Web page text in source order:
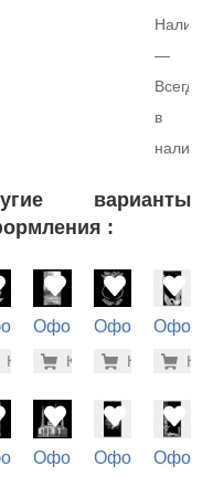
—
Всегда
в
варианты
:
108)
-7% 500 руб.
Купить
Оформление
(71-242)
-7%
Купить
Оформление
(71-804)
-
Купить(72-
ОформлениеОформление